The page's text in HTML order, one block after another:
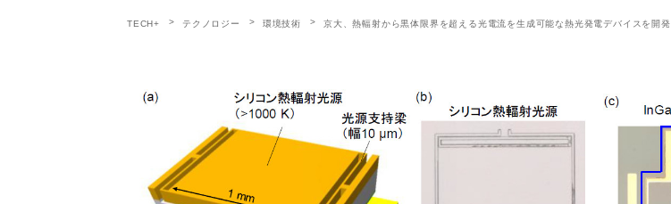
TECH+ テクノロジー 環境技術 京大、熱輻射から黒体限界を超える光電流を生成可能な熱光発電デバイスを開発